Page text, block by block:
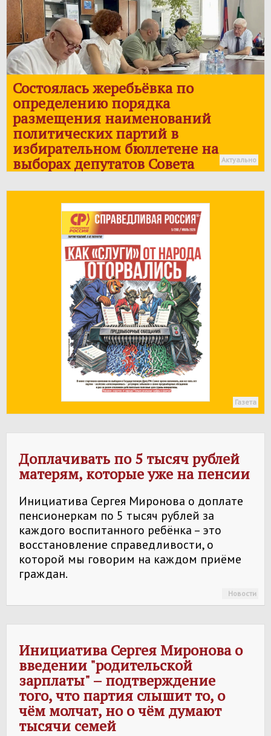
Состоялась жеребьёвка по
определению порядка
размещения наименований
политических партий в
избирательном бюллетене на
выборах депутатов Совета
Нальчик
Актуально
Газета
Доплачивать по 5 тысяч рублей
матерям, которые уже на пенсии
Инициатива Сергея Миронова о доплате
пенсионеркам по 5 тысяч рублей за
каждого воспитанного ребёнка – это
восстановление справедливости, о
которой мы говорим на каждом приёме
граждан.
Новости
Инициатива Сергея Миронова о
введении "родительской
зарплаты" – подтверждение
того, что партия слышит то, о
чём молчат, но о чём думают
тысячи семей